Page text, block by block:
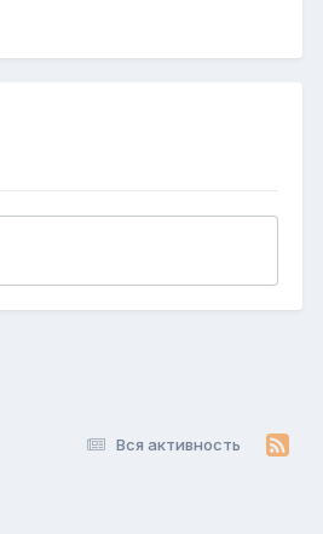
Вся активность